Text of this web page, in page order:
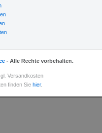
- Alle Rechte vorbehalten.
Versandkosten
finden Sie hier.